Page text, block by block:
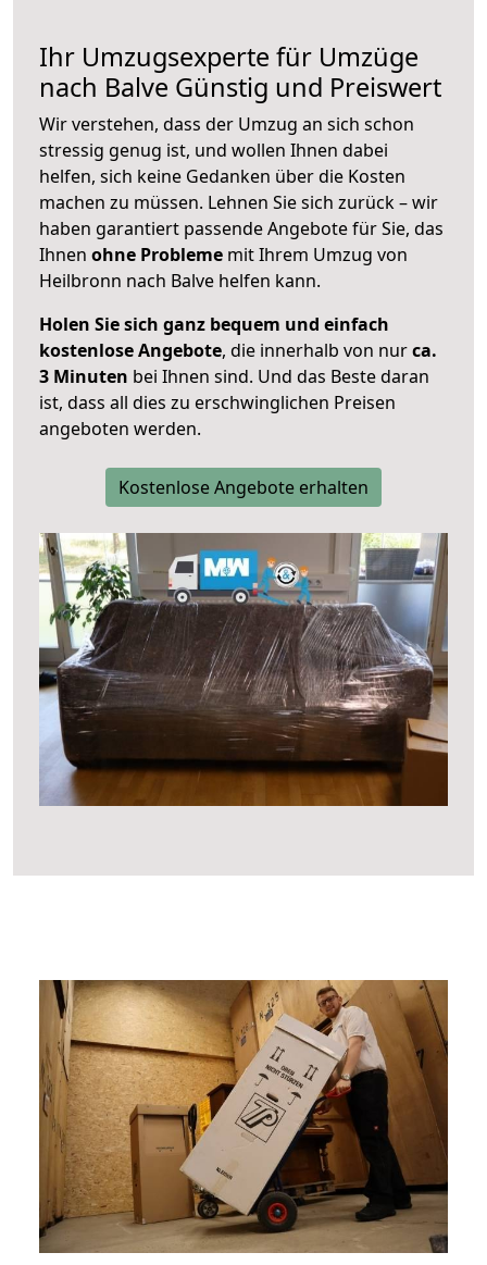
Ihr Umzugsexperte für Umzüge
nach Balve Günstig und Preiswert
Wir verstehen, dass der Umzug an sich schon
stressig genug ist, und wollen Ihnen dabei
helfen, sich keine Gedanken über die Kosten
machen zu müssen. Lehnen Sie sich zurück – wir
haben garantiert passende Angebote für Sie, das
Ihnen ohne Probleme mit Ihrem Umzug von
Heilbronn nach Balve helfen kann.
Holen Sie sich ganz bequem und einfach
kostenlose Angebote, die innerhalb von nurca.
3 Minuten bei Ihnen sind. Und das Beste daran
ist, dass all dies zu erschwinglichen Preisen
angeboten werden.
Kostenlose Angebote erhalten